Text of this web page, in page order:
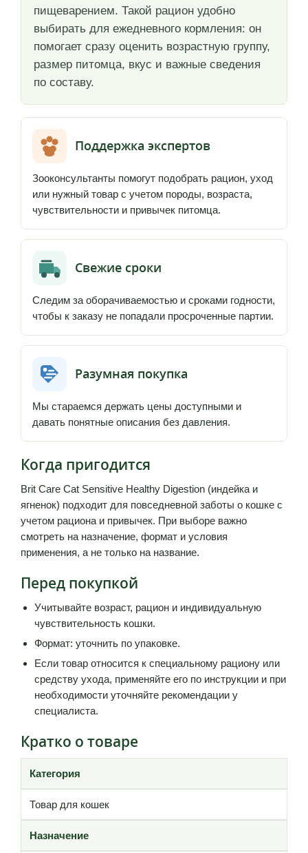
пищеварением. Такой рацион удобно
выбирать для ежедневного кормления: он
помогает сразу оценить возрастную группу,
размер питомца, вкус и важные сведения
по составу.
Поддержка экспертов
Зооконсультанты помогут подобрать рацион, уход
или нужный товар с учетом породы, возраста,
чувствительности и привычек питомца.
Свежие сроки
Следим за оборачиваемостью и сроками годности,
чтобы к заказу не попадали просроченные партии.
Разумная покупка
Мы стараемся держать цены доступными и
давать понятные описания без давления.
Когда пригодится
Brit Care Cat Sensitive Healthy Digestion (индейка и
ягненок) подходит для повседневной заботы о кошке с
учетом рациона и привычек. При выборе важно
смотреть на назначение, формат и условия
применения, а не только на название.
Перед покупкой
Учитывайте возраст, рацион и индивидуальную
чувствительность кошки.
Формат: уточнить по упаковке.
Если товар относится к специальному рациону или
средству ухода, применяйте его по инструкции и при
необходимости уточняйте рекомендации у
специалиста.
Кратко о товаре
Категория
Товар для кошек
Назначение